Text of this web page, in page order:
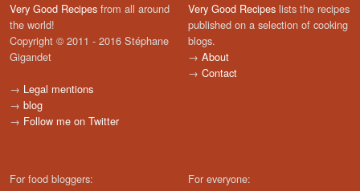
Very Good Recipes from all around
the world!
Copyright © 2011 - 2016 Stéphane
Gigandet
→ Legal mentions
→ blog
→ Follow me on Twitter
Very Good Recipes lists the recipes
published on a selection of cooking
blogs.
→ About
→ Contact
For food bloggers:
For everyone: